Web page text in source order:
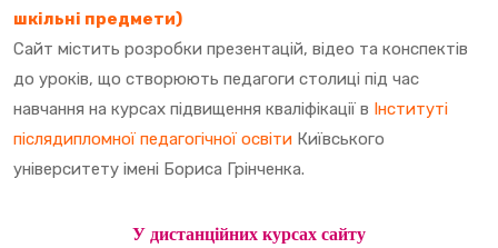
шкільні предмети)
Сайт містить розробки презентацій, відео та конспектів
до уроків, що створюють педагоги столиці під час
навчання на курсах підвищення кваліфікації в Інституті
післядипломної педагогічної освіти Київського
університету імені Бориса Грінченка.
У дистанційних курсах сайту